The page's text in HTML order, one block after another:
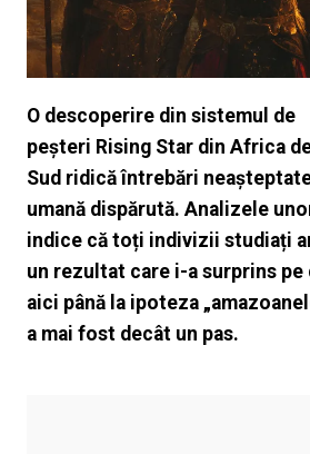
O descoperire din sistemul de
peșteri Rising Star din Africa
Sud ridică întrebări
umană dispărută. Analizele
indice că toți indivizii studiați
un rezultat care i-a surprins
aici până la ipoteza
a mai fost decât un pas.